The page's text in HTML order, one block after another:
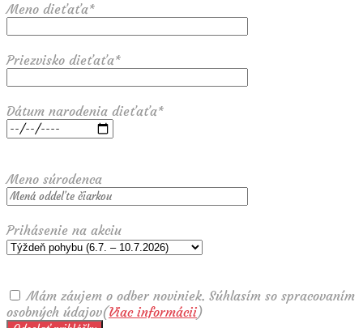
Meno dieťaťa*
Priezvisko dieťaťa*
Dátum narodenia dieťaťa*
Meno súrodenca
Prihásenie na akciu
Mám záujem o odber noviniek. Súhlasím so spracovaním
osobných údajov(Viac informácii)